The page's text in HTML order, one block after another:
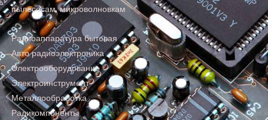
пылесосам, микроволновкам
Радиоаппаратура бытовая
Авто радиоэлектроника
Электрооборудование
Электроинструмент
Металлообработка
Радикомпоненты